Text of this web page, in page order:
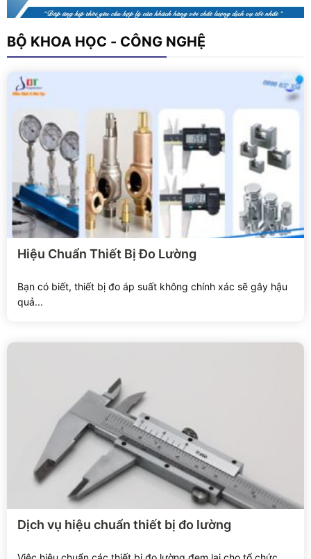
BỘ KHOA HỌC - CÔNG NGHỆ
Xem chi tiết
Hiệu Chuẩn Thiết Bị Đo Lường
Bạn có biết, thiết bị đo áp suất không chính xác sẽ gây hậu
quả...
Xem chi tiết
Dịch vụ hiệu chuẩn thiết bị đo lường